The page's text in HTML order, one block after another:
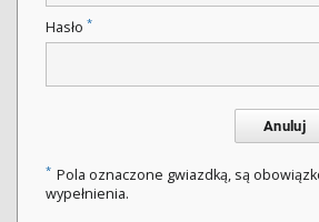
Hasło *
Anuluj
* Pola oznaczone gwiazdką, są
wypełnienia.